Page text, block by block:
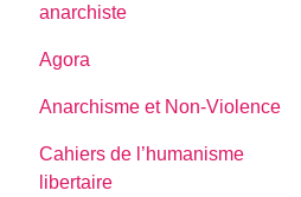
anarchiste
Agora
Anarchisme et Non-Violence
Cahiers de l’humanisme
libertaire